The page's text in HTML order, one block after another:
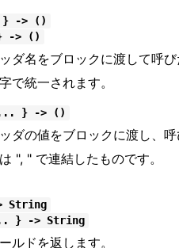
} -> ()
-> ()
ダ名をブロックに渡して呼び
で統一されます。
.... } -> ()
ダの値をブロックに渡し、呼
", " で連結したものです。
String
} -> String
ルドを返します。